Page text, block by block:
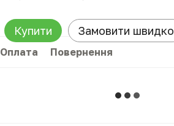
Купити Замовити швидко
Оплата Повернення